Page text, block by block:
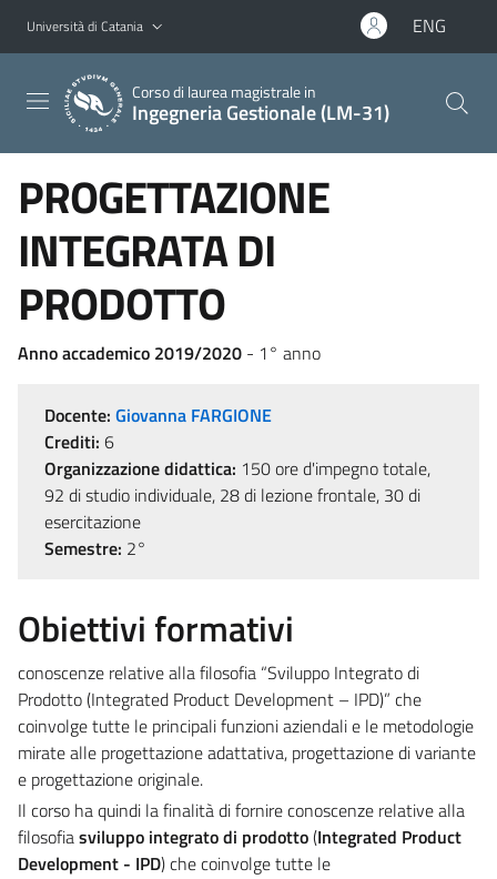
Vai al contenuto principale
Vai al menu di navigazione
Università di Catania ENG
Corso di laurea magistrale in
Ingegneria Gestionale (LM-31)
PROGETTAZIONE
INTEGRATA DI
PRODOTTO
Anno accademico 2019/2020 - 1° anno
Docente: Giovanna FARGIONE
Crediti: 6
Organizzazione didattica: 150 ore d'impegno totale,
92 di studio individuale, 28 di lezione frontale, 30 di
esercitazione
Semestre: 2°
Obiettivi formativi
conoscenze relative alla filosofia “Sviluppo Integrato di
Prodotto (Integrated Product Development – IPD)” che
coinvolge tutte le principali funzioni aziendali e le metodologie
mirate alle progettazione adattativa, progettazione di variante
e progettazione originale.
Il corso ha quindi la finalità di fornire conoscenze relative alla
filosofiasviluppo integratodi prodotto(Integrated Product
Development - IPD) che coinvolge tutte le